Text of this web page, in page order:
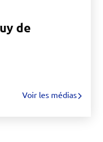
de
Voir les médias